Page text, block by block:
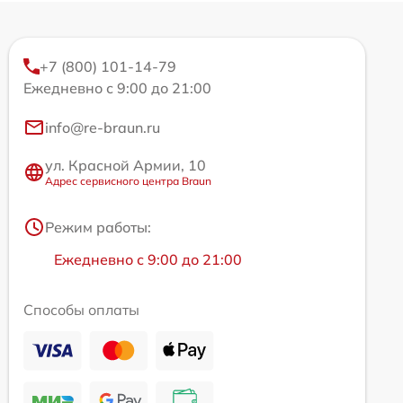
+7 (800) 101-14-79
Ежедневно с 9:00 до 21:00
info@re-braun.ru
ул. Красной Армии, 10
Адрес сервисного центра Braun
Режим работы:
Ежедневно с 9:00 до 21:00
Способы оплаты